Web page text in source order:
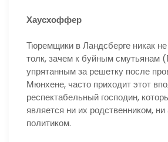
Хаусхоффер
Тюремщики в Ландсберге никак
толк, зачем к буйным смутьянам
упрятанным за решетку после
Мюнхене, часто приходит этот
респектабельный господин,
является ни их родственником,
политиком.